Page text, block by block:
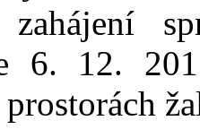
zahájení
6.
12.